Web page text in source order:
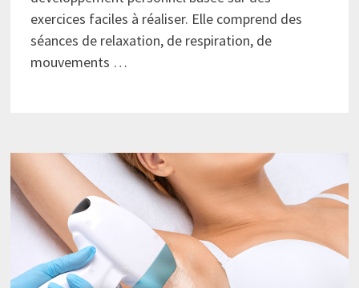
exercices faciles à réaliser. Elle comprend des
séances de relaxation, de respiration, de
mouvements …